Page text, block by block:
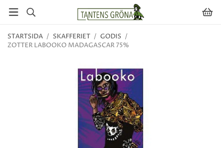
STARTSIDA / SKAFFERIET / GODIS /
ZOTTER LABOOKO MADAGASCAR 75%